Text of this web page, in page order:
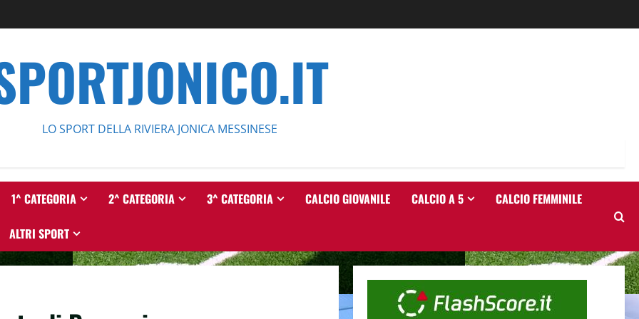
LO SPORT DELLA RIVIERA JONICA MESSINESE
1^ CATEGORIA 2^ CATEGORIA 3^ CATEGORIA CALCIO GIOVANILE CALCIO A 5 CALCIO FEMMINILE
ALTRI SPORT